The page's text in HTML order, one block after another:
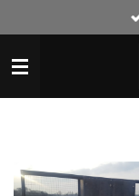
Hauptinhalt
springen